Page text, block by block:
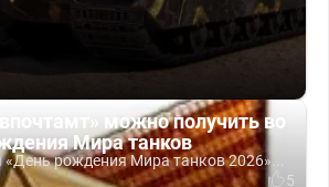
можно получить во
Мира танков
«День рождения Мира танков 2026»...
5